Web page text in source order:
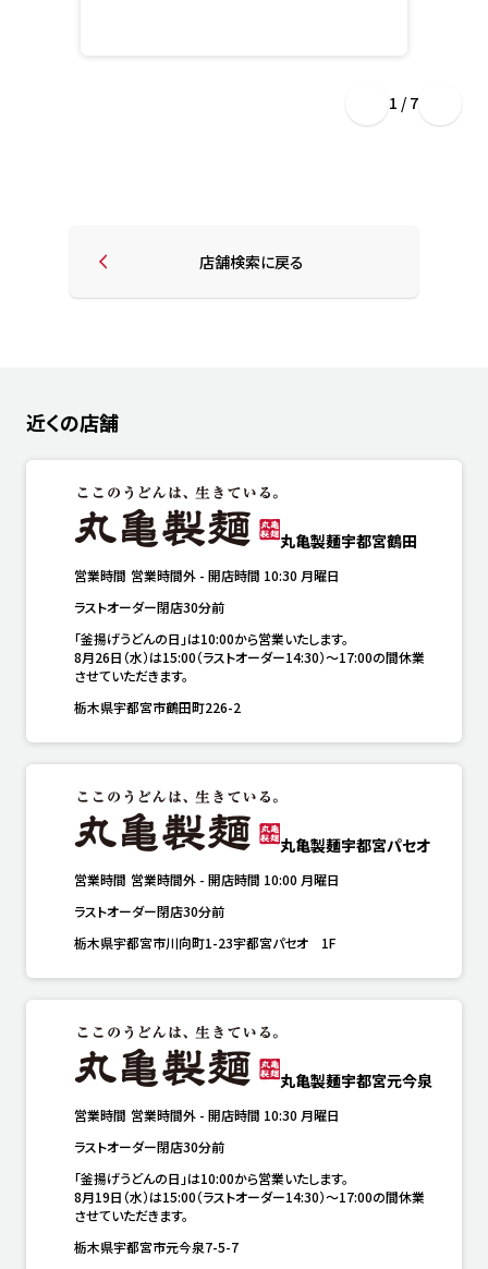
1 / 7
店舗検索に戻る
近くの店舗
丸亀製麺宇都宮鶴田
営業時間 営業時間外 - 開店時間 10:30 月曜日
ラストオーダー閉店30分前
「釜揚げうどんの日」は10:00から営業いたします。
8月26日（水）は15:00（ラストオーダー14:30）～17:00の間休業
させていただきます。
栃木県宇都宮市鶴田町226-2
丸亀製麺宇都宮パセオ
営業時間 営業時間外 - 開店時間 10:00 月曜日
ラストオーダー閉店30分前
栃木県宇都宮市川向町1-23宇都宮パセオ 1F
丸亀製麺宇都宮元今泉
営業時間 営業時間外 - 開店時間 10:30 月曜日
ラストオーダー閉店30分前
「釜揚げうどんの日」は10:00から営業いたします。
8月19日（水）は15:00（ラストオーダー14:30）～17:00の間休業
させていただきます。
栃木県宇都宮市元今泉7-5-7